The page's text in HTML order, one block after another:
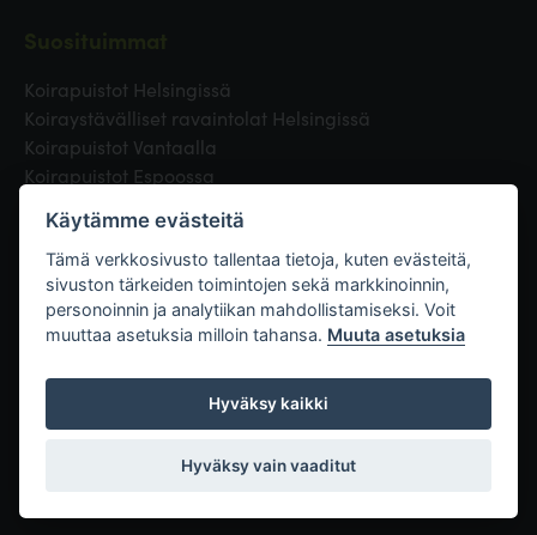
Koirapuistot Helsingissä
Koiraystävälliset ravaintolat Helsingissä
Koirapuistot Vantaalla
Koirapuistot Espoossa
Eläinlääkäri Helsingissä
Koirapuistot Tampereella
Linkit
Käytämme evästeitä
Tämä verkkosivusto tallentaa tietoja, kuten evästeitä,
sivuston tärkeiden toimintojen sekä markkinoinnin,
personoinnin ja analytiikan mahdollistamiseksi. Voit
muuttaa asetuksia milloin tahansa. Muuta asetuksia
Hyväksy kaikki
Hyväksy vain vaaditut